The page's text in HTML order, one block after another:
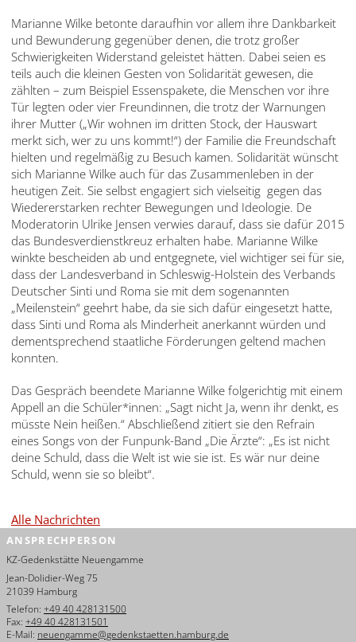
Marianne Wilke betonte daraufhin vor allem ihre Dankbarkeit
und Bewunderung gegenüber denen, die trotz großer
Schwierigkeiten Widerstand geleistet hätten. Dabei seien es
teils auch die kleinen Gesten von Solidarität gewesen, die
zählten – zum Beispiel Essenspakete, die Menschen vor ihre
Tür legten oder vier Freundinnen, die trotz der Warnungen
ihrer Mutter („Wir wohnen im dritten Stock, der Hauswart
merkt sich, wer zu uns kommt!“) der Familie die Freundschaft
hielten und regelmäßig zu Besuch kamen. Solidarität wünscht
sich Marianne Wilke auch für das Zusammenleben in der
heutigen Zeit. Sie selbst engagiert sich vielseitig gegen das
Wiedererstarken rechter Bewegungen und Ideologie. De
Moderatorin Ulrike Jensen verwies darauf, dass sie dafür 2015
das Bundesverdienstkreuz erhalten habe. Marianne Wilke
winkte bescheiden ab und entgegnete, viel wichtiger sei für sie,
dass der Landesverband in Schleswig-Holstein des Verbands
Deutscher Sinti und Roma sie mit dem sogenannten
„Meilenstein“ geehrt habe, da sie sich dafür eingesetzt hatte,
dass Sinti und Roma als Minderheit anerkannt würden und
dementsprechend staatliche Förderungen geltend machen
konnten.
Das Gespräch beendete Marianne Wilke folgerichtig mit einem
Appell an die Schüler*innen: „Sagt nicht Ja, wenn ihr denkt, es
müsste Nein heißen.“ Abschließend zitiert sie den Refrain
eines Songs von der Funpunk-Band „Die Ärzte“: „Es ist nicht
deine Schuld, dass die Welt ist wie sie ist. Es wär nur deine
Schuld, wenn sie so bleibt“.
Alle Nachrichten
ANSPRECHPERSON
KZ-Gedenkstätte Neuengamme
Jean-Dolidier-Weg 75
21039 Hamburg
Telefon: +49 40 428131500
Fax: +49 40 428131501
E-Mail: neuengamme@gedenkstaetten.hamburg.de